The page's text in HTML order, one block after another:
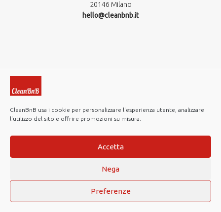
CleanBnB usa i cookie per personalizzare l'esperienza utente, analizzare
l'utilizzo del sito e offrire promozioni su misura.
Accetta
Nega
Preferenze
20146 Milano
hello@cleanbnb.it
Investor Relations
Note Legali
Privacy policy
Cookie Policy
Web Agency